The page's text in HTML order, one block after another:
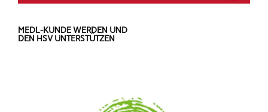
MEDL-KUNDE WERDEN UND
DEN HSV UNTERSTÜTZEN